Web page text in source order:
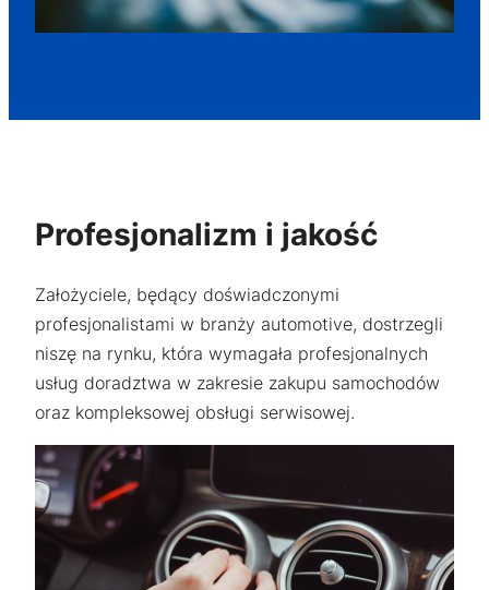
Profesjonalizm i jakość
Założyciele, będący doświadczonymi
profesjonalistami w branży automotive, dostrzegli
niszę na rynku, która wymagała profesjonalnych
usług doradztwa w zakresie zakupu samochodów
oraz kompleksowej obsługi serwisowej.
funkcjonalność
i strukturę
tego, jak
Doświadczenie
internetowa
działała jak
najlepiej podczas
twojego przejścia
na nią. Jeśli
odrzucisz te pliki
internetowej.
Marketing